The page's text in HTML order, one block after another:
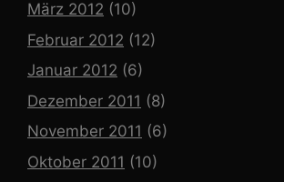
März 2012 (10)
Februar 2012 (12)
Januar 2012 (6)
Dezember 2011 (8)
November 2011 (6)
Oktober 2011 (10)